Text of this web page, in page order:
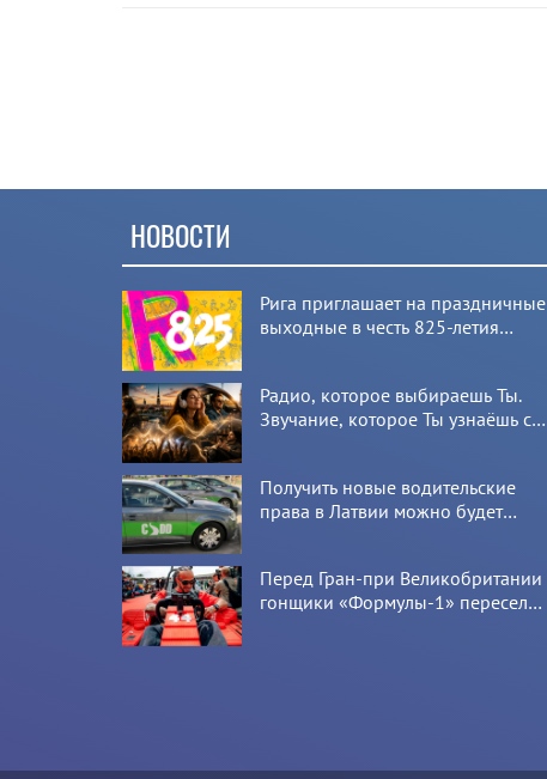
НОВОСТИ
Рига приглашает на праздничные
выходные в честь 825-летия
Радио, которое выбираешь Ты.
Звучание, которое Ты узнаёшь с
Получить новые водительские
права в Латвии можно будет
Перед Гран-при Великобритании
гонщики «Формулы-1» пересели